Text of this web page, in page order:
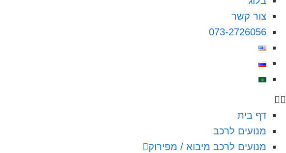
צור קשר
073-2726056
דף בית
מנועים לרכב
מנועים לרכב מיבוא / מפירוק